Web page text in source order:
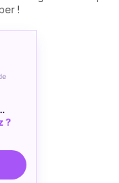
!
?